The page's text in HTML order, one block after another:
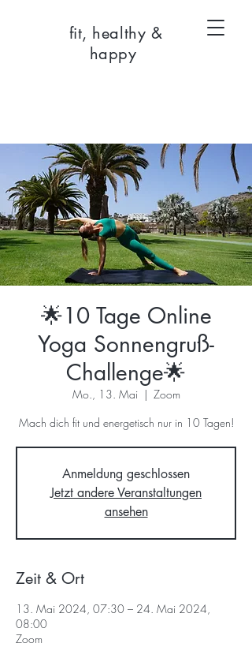
fit, healthy &
happy
🌟10 Tage Online
Yoga Sonnengruß-
Challenge🌟
Mo., 13. Mai
  |
Zoom
Mach dich fit und energetisch nur in 10 Tagen!
Anmeldung geschlossen
Jetzt andere Veranstaltungen
ansehen
Zeit & Ort
13. Mai 2024, 07:30 – 24. Mai 2024,
08:00
Zoom